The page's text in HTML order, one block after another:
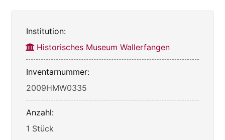
Institution:
Historisches Museum Wallerfangen
Inventarnummer:
2009HMW0335
Anzahl:
1 Stück